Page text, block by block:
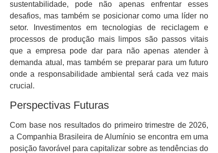
sustentabilidade, pode não apenas enfrentar esses
desafios, mas também se posicionar como uma líder no
setor. Investimentos em tecnologias de reciclagem e
processos de produção mais limpos são passos vitais
que a empresa pode dar para não apenas atender à
demanda atual, mas também se preparar para um futuro
onde a responsabilidade ambiental será cada vez mais
crucial.
Perspectivas Futuras
Com base nos resultados do primeiro trimestre de 2026,
a Companhia Brasileira de Alumínio se encontra em uma
posição favorável para capitalizar sobre as tendências do